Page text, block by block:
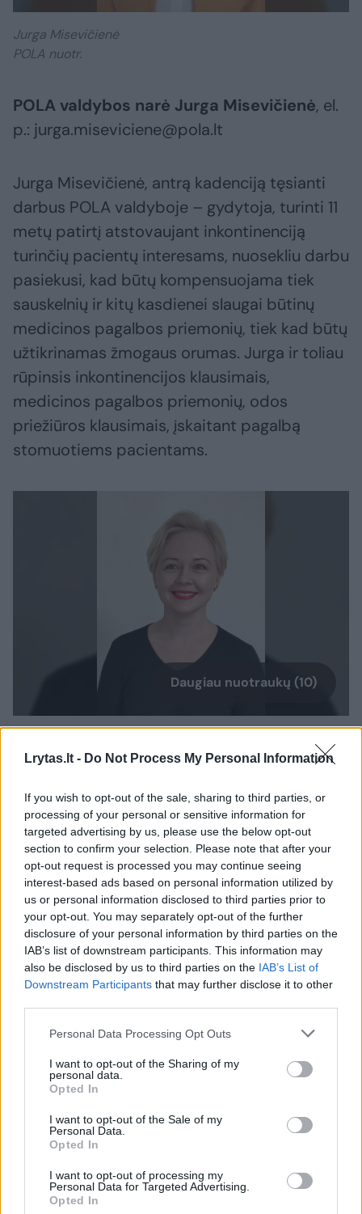
Lrytas.lt - Do Not Process My Personal Information
If you wish to opt-out of the sale, sharing to third parties, or
processing of your personal or sensitive information for
targeted advertising by us, please use the below opt-out
section to confirm your selection. Please note that after your
opt-out request is processed you may continue seeing
interest-based ads based on personal information utilized by
us or personal information disclosed to third parties prior to
your opt-out. You may separately opt-out of the further
disclosure of your personal information by third parties on the
IAB’s list of downstream participants. This information may
also be disclosed by us to third parties on the IAB’s List of
Downstream Participants that may further disclose it to other
Personal Data Processing Opt Outs
I want to opt-out of the Sharing of my
personal data.
Opted In
I want to opt-out of the Sale of my
Personal Data.
Opted In
I want to opt-out of processing my
Personal Data for Targeted Advertising.
Opted In
Jurga Misevičienė
POLA nuotr.
POLA valdybos narė Jurga Misevičienė, el.
p.: jurga.miseviciene@pola.lt
Jurga Misevičienė, antrą kadenciją tęsianti
darbus POLA valdyboje – gydytoja, turinti 11
metų patirtį atstovaujant inkontinenciją
turinčių pacientų interesams, nuosekliu darbu
pasiekusi, kad būtų kompensuojama tiek
sauskelnių ir kitų kasdienei slaugai būtinų
medicinos pagalbos priemonių, tiek kad būtų
užtikrinamas žmogaus orumas. Jurga ir toliau
rūpinsis inkontinencijos klausimais,
medicinos pagalbos priemonių, odos
priežiūros klausimais, įskaitant pagalbą
stomuotiems pacientams.
Daugiau nuotraukų (10)
POLA nuotr.
POLA valdybos narė Jūratė Matikovienė
p.: jurate.matikoviene@pola.lt
Jūratė Matikovienė, POLA valdybos narė –
labdaros ir paramos fondo „Pagalbos
namuose tarnyba“ direktorė, turinti ilgametės
patirties teikiant socialines paslaugas
vyresnio amžiaus asmenims, dalyvaujant
Lietuvos ir tarptautinių organizacijų veikloje
(vadybose ir darbo grupėse): Paliatyvios
medicinos draugijoje, Lietuvos nacionalinio
skurdo mažinimo tinklo, Caritas namų
skurdu, Lietuvos nacionalinio skurdo
mažinimo organizacijų tinkle, Europos
pagalbos labiausiai skurstantiems asmenims
fondo stebėsenos komitete, Kauno regiono